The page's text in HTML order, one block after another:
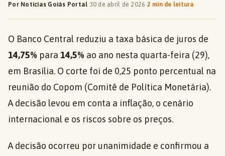
Por Notícias Goiás Portal· 30 de abril de 2026·2 min de leitura
O Banco Central reduziu a taxa básica de juros de
14,75% para 14,5% ao ano nesta quarta-feira (29),
em Brasília. O corte foi de 0,25 ponto percentual na
reunião do Copom (Comitê de Política Monetária).
A decisão levou em conta a inflação, o cenário
internacional e os riscos sobre os preços.
A decisão ocorreu por unanimidade e confirmou a